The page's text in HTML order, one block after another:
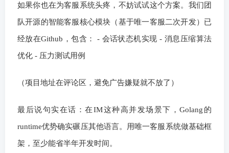
如果你也在为客服系统头疼，不妨试试这个方案。我们团
队开源的智能客服核心模块（基于唯一客服二次开发）已
经放在Github，包含： - 会话状态机实现 - 消息压缩算法
优化 - 压力测试用例
（项目地址在评论区，避免广告嫌疑就不放了）
最后说句实在话：在IM这种高并发场景下，Golang的
runtime优势确实碾压其他语言。用唯一客服系统做基础框
架，至少能省半年开发时间。